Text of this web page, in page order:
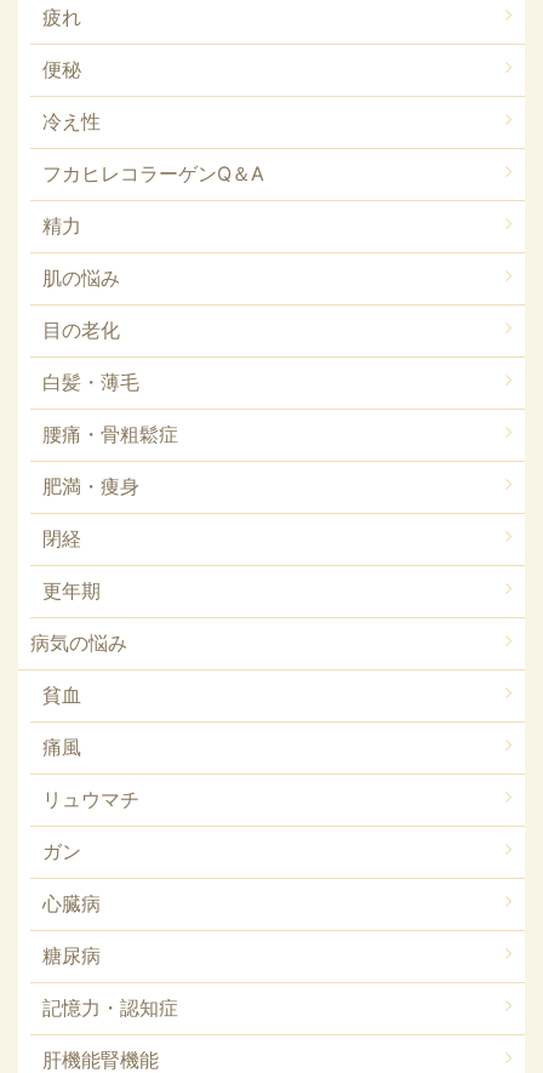
疲れ
便秘
冷え性
フカヒレコラーゲンQ＆A
精力
肌の悩み
目の老化
白髪・薄毛
腰痛・骨粗鬆症
肥満・痩身
閉経
更年期
病気の悩み
貧血
痛風
リュウマチ
ガン
心臓病
糖尿病
記憶力・認知症
肝機能腎機能